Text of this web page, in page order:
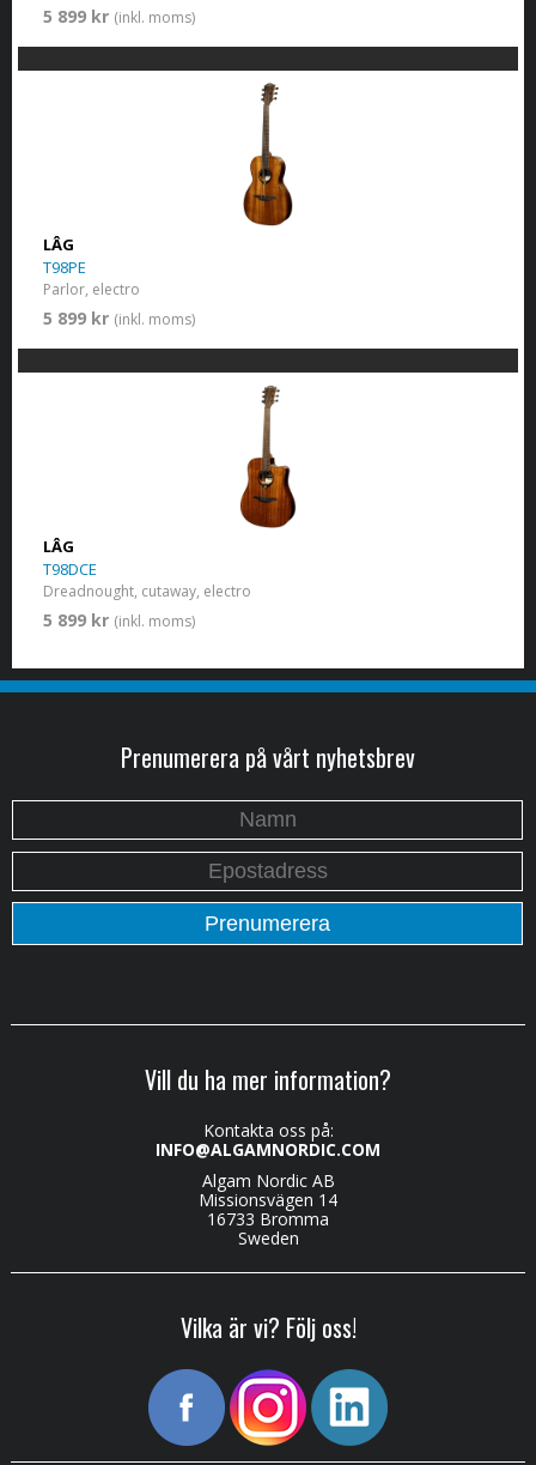
5 899 kr (inkl. moms)
LÂG
T98PE
Parlor, electro
5 899 kr (inkl. moms)
LÂG
T98DCE
Dreadnought, cutaway, electro
5 899 kr (inkl. moms)
Prenumerera på vårt nyhetsbrev
Vill du ha mer information?
Kontakta oss på:
INFO@ALGAMNORDIC.COM
Algam Nordic AB
Missionsvägen 14
16733 Bromma
Sweden
Vilka är vi? Följ oss!